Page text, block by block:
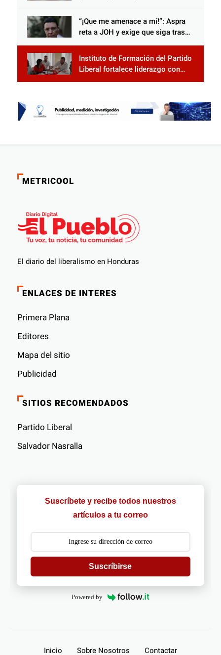
“¡Que me amenace a mí!”: Aspra
reta a JOH y exige que siga tras
Instituto de Formación del Partido
Liberal fortalece liderazgo con
jornadas de capacitación
METRICOOL
El diario del liberalismo en Honduras
ENLACES DE INTERES
Primera Plana
Editores
Mapa del sitio
Publicidad
SITIOS RECOMENDADOS
Partido Liberal
Salvador Nasralla
Suscríbete y recibe todos nuestros
artículos a tu correo
Suscríbirse
Powered by
Inicio Sobre Nosotros Contactar